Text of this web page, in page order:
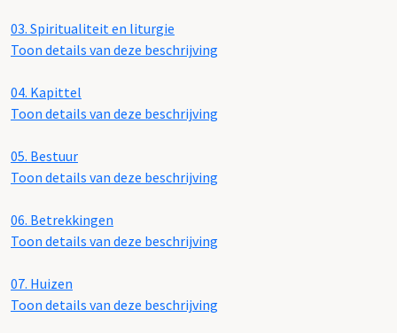
03. Spiritualiteit en liturgie
Toon details van deze beschrijving
04. Kapittel
Toon details van deze beschrijving
05. Bestuur
Toon details van deze beschrijving
06. Betrekkingen
Toon details van deze beschrijving
07. Huizen
Toon details van deze beschrijving